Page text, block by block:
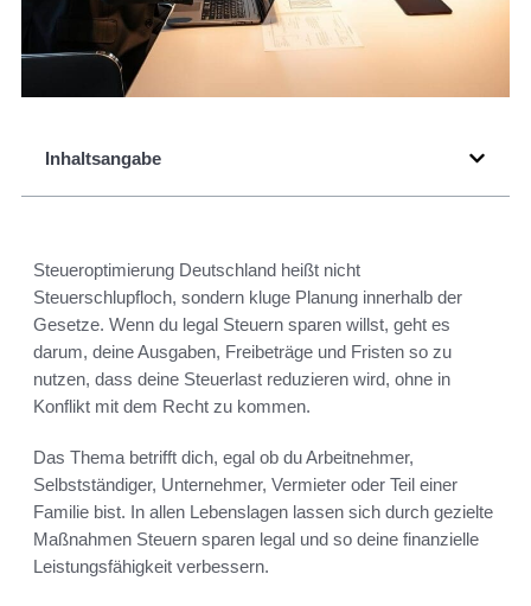
Inhaltsangabe
Steueroptimierung Deutschland heißt nicht
Steuerschlupfloch, sondern kluge Planung innerhalb der
Gesetze. Wenn du legal Steuern sparen willst, geht es
darum, deine Ausgaben, Freibeträge und Fristen so zu
nutzen, dass deine Steuerlast reduzieren wird, ohne in
Konflikt mit dem Recht zu kommen.
Das Thema betrifft dich, egal ob du Arbeitnehmer,
Selbstständiger, Unternehmer, Vermieter oder Teil einer
Familie bist. In allen Lebenslagen lassen sich durch gezielte
Maßnahmen Steuern sparen legal und so deine finanzielle
Leistungsfähigkeit verbessern.